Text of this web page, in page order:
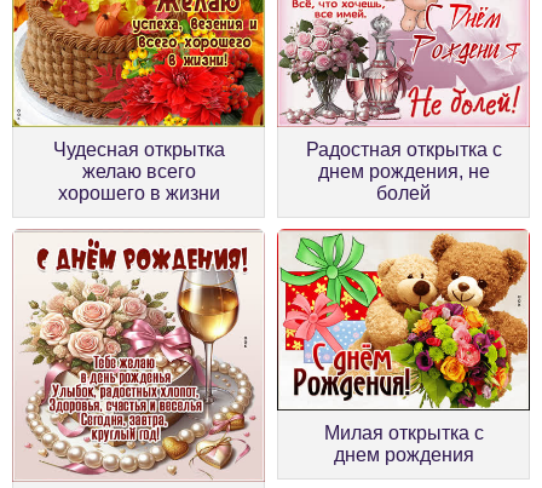
Чудесная открытка
желаю всего
хорошего в жизни
Радостная открытка с
днем рождения, не
болей
Милая открытка с
днем рождения